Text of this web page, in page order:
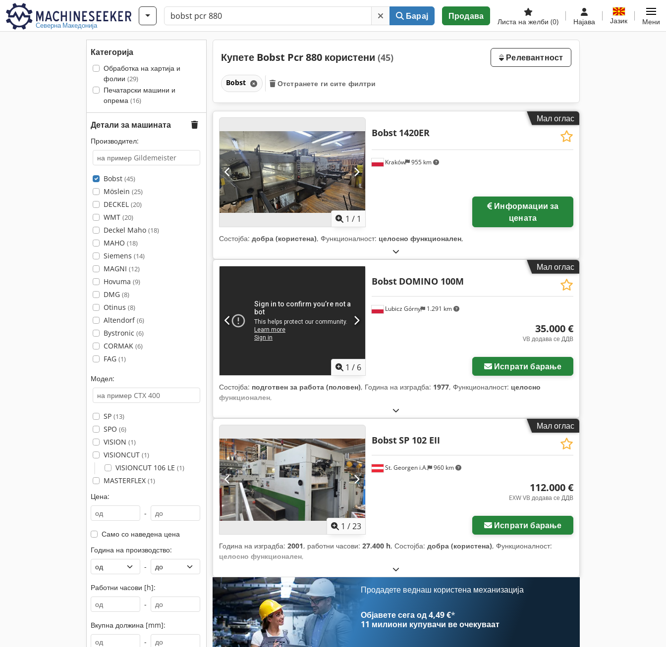
Северна Македонија
Барај Продава
Листа на желби (0) Најава Јазик Мени
Категорија
Обработка на хартија и
фолии (29)
Печатарски машини и
опрема (16)
Детали за машината
Производител:
Bobst (45)
Möslein (25)
DECKEL (20)
WMT (20)
Deckel Maho (18)
MAHO (18)
Siemens (14)
MAGNI (12)
Hovuma (9)
DMG (8)
Otinus (8)
Altendorf(6)
Bystronic (6)
CORMAK (6)
FAG (1)
Модел:
SP (13)
SPO (6)
VISION (1)
VISIONCUT (1)
VISIONCUT 106 LE (1)
MASTERFLEX (1)
Цена:
-
Само со наведена цена
Година на производство:
-
Работни часови [h]:
-
Вкупна должина [mm]:
-
Купете Bobst Pcr 880 користени (45) Релевантност
Bobst Отстранете ги сите филтри
Мал оглас
1 / 1
Kraków 955 km
Bobst 1420ER
цената
Состојба: добра (користена), Функционалност: целосно функционален,
Мал оглас
1 / 6
Lubicz Górny 1.291 km
Bobst DOMINO 100M
35.000 €
VB додава се ДДВ
Испрати барање
Состојба: подготвен за работа (половен), Година на изградба: 1977, Функционалност: целосно
функционален,
Мал оглас
1 /23
St. Georgen i.A. 960 km
BobstSP 102 EII
112.000 €
EXW VB додава се ДДВ
Испрати барање
Година на изградба: 2001, работни часови: 27.400 h, Состојба: добра (користена), Функционалност:
целосно функционален,
Продадете веднаш користена механизација
Објавете сега од 4,49 €*
11 милиони купувачи ве очекуваат